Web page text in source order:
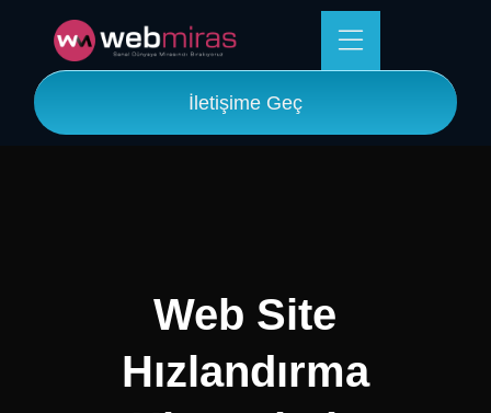
İletişime Geç
Web Site
Hızlandırma